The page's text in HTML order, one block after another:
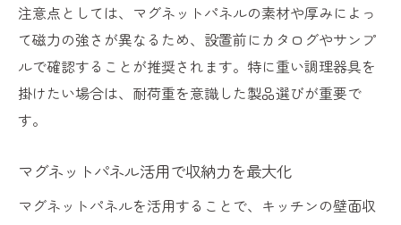
マグネットパネル活用でキッチン収納力向
上
キッチンリフォームと収納効率化の最適解
境
リフォーム後のキッチンで収納に悩まない
注意点としては、マグネットパネルの素材や厚みによっ
て磁力の強さが異なるため、設置前にカタログやサンプ
ルで確認することが推奨されます。特に重い調理器具を
掛けたい場合は、耐荷重を意識した製品選びが重要で
す。
マグネットパネル活用で収納力を最大化
マグネットパネルを活用することで、キッチンの壁面収